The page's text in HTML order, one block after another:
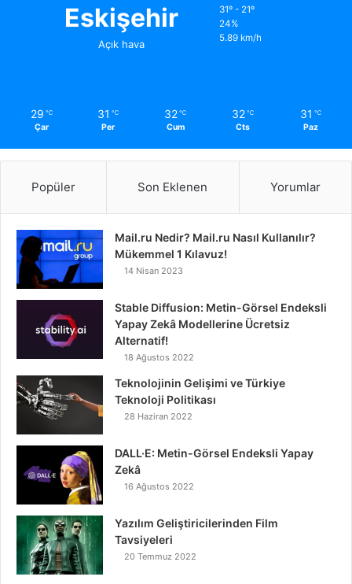
Eskişehir
Açık hava
31º - 21º
24%
5.89 km/h
29 ℃
Çar
31 ℃
Per
32 ℃
Cum
32 ℃
Cts
31 ℃
Paz
Popüler Son Eklenen Yorumlar
Mail.ru Nedir? Mail.ru Nasıl Kullanılır?
Mükemmel 1 Kılavuz!
14 Nisan 2023
Stable Diffusion: Metin-Görsel Endeksli
Yapay Zekâ Modellerine Ücretsiz
Alternatif!
18 Ağustos 2022
Teknolojinin Gelişimi ve Türkiye
Teknoloji Politikası
28 Haziran 2022
DALL·E: Metin-Görsel Endeksli Yapay
Zekâ
16 Ağustos 2022
Yazılım Geliştiricilerinden Film
Tavsiyeleri
20 Temmuz 2022